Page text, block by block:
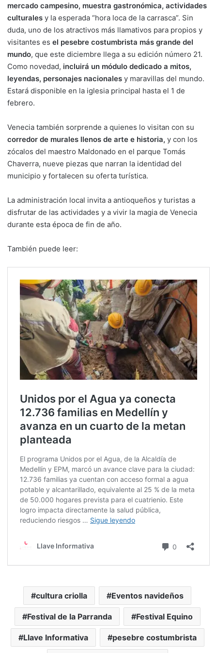
mercado campesino, muestra gastronómica, actividades
culturales y la esperada “hora loca de la carrasca”. Sin
duda, uno de los atractivos más llamativos para propios y
visitantes es el pesebre costumbrista más grande del
mundo, que este diciembre llega a su edición número 21.
Como novedad, incluirá un módulo dedicado a mitos,
leyendas, personajes nacionales y maravillas del mundo.
Estará disponible en la iglesia principal hasta el 1 de
febrero.
Venecia también sorprende a quienes lo visitan con su
corredor de murales llenos de arte e historia, y con los
zócalos del maestro Maldonado en el parque Tomás
Chaverra, nueve piezas que narran la identidad del
municipio y fortalecen su oferta turística.
La administración local invita a antioqueños y turistas a
disfrutar de las actividades y a vivir la magia de Venecia
durante esta época de fin de año.
También puede leer:
cultura criolla Eventos navideños
Festival de la Parranda Festival Equino
Llave Informativa pesebre costumbrista